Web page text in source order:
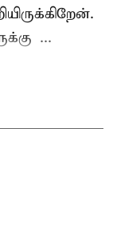
...